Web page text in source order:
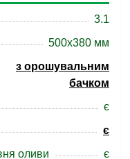
3.1
500x380 мм
з орошувальним
бачком
є
є
оливи
є